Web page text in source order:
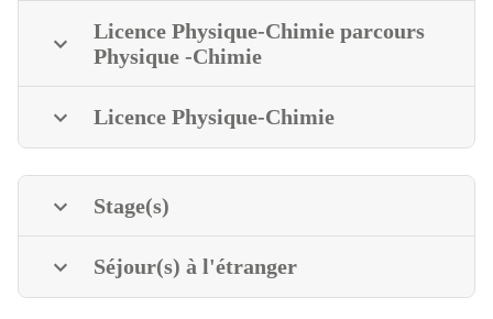
Licence Physique-Chimie parcours
Physique -Chimie
Licence Physique-Chimie
Stage(s)
Séjour(s) à l'étranger